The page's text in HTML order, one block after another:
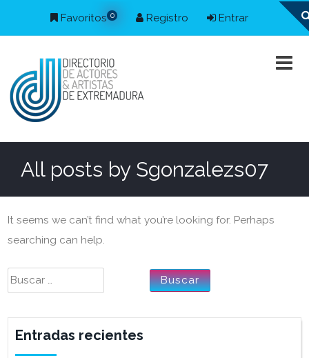
Favoritos 0 Registro Entrar
All posts by Sgonzalezs07
It seems we can’t find what you’re looking for. Perhaps
searching can help.
Buscar:
Entradas recientes